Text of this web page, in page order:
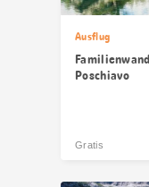
Ausflug
Poschiavo
Gratis